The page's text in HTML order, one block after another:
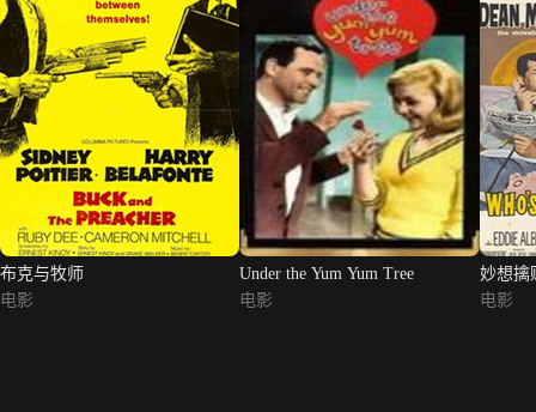
布克与牧师
电影
Under the Yum Yum Tree
电影
妙想擒
电影